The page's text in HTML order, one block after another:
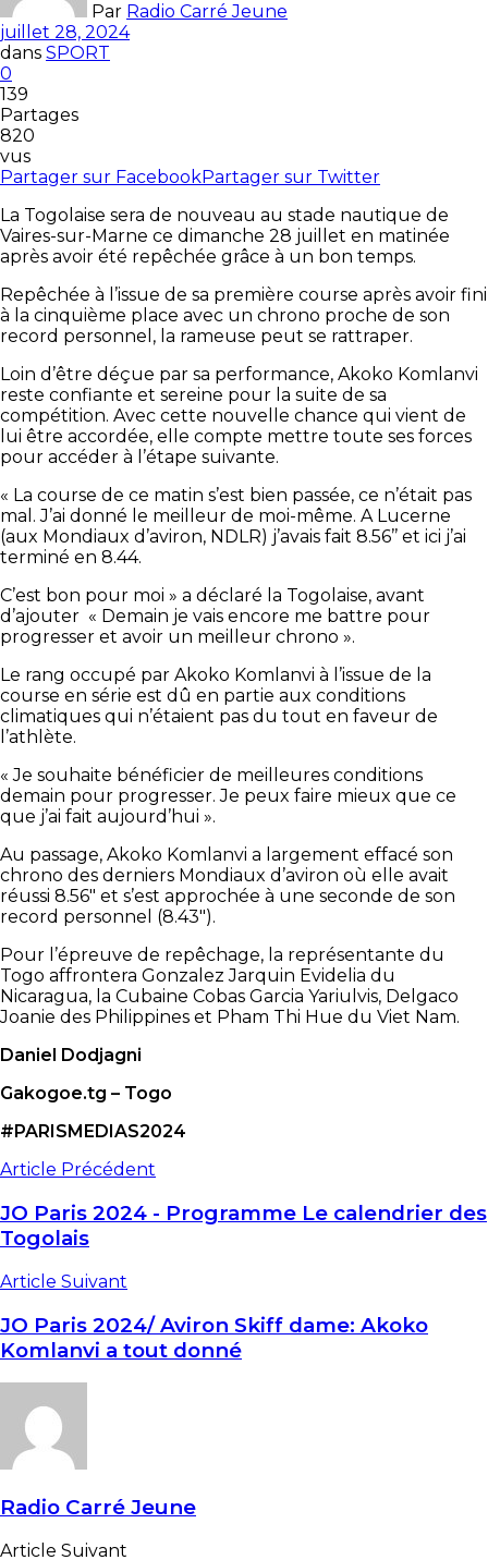
Par Radio Carré Jeune
juillet 28, 2024
dans SPORT
0
139
Partages
820
vus
Partager sur FacebookPartager sur Twitter
La Togolaise sera de nouveau au stade nautique de
Vaires-sur-Marne ce dimanche 28 juillet en matinée
après avoir été repêchée grâce à un bon temps.
Repêchée à l’issue de sa première course après avoir fini
à la cinquième place avec un chrono proche de son
record personnel, la rameuse peut se rattraper.
Loin d’être déçue par sa performance, Akoko Komlanvi
reste confiante et sereine pour la suite de sa
compétition. Avec cette nouvelle chance qui vient de
lui être accordée, elle compte mettre toute ses forces
pour accéder à l’étape suivante.
« La course de ce matin s’est bien passée, ce n’était pas
mal. J’ai donné le meilleur de moi-même. A Lucerne
(aux Mondiaux d’aviron, NDLR) j’avais fait 8.56’’ et ici j’ai
terminé en 8.44.
C’est bon pour moi » a déclaré la Togolaise, avant
d’ajouter « Demain je vais encore me battre pour
progresser et avoir un meilleur chrono ».
Le rang occupé par Akoko Komlanvi à l’issue de la
course en série est dû en partie aux conditions
climatiques qui n’étaient pas du tout en faveur de
l’athlète.
« Je souhaite bénéficier de meilleures conditions
demain pour progresser. Je peux faire mieux que ce
que j’ai fait aujourd’hui ».
Au passage, Akoko Komlanvi a largement effacé son
chrono des derniers Mondiaux d’aviron où elle avait
réussi 8.56″ et s’est approchée à une seconde de son
record personnel (8.43″).
Pour l’épreuve de repêchage, la représentante du
Togo affrontera Gonzalez Jarquin Evidelia du
Nicaragua, la Cubaine Cobas Garcia Yariulvis, Delgaco
Joanie des Philippines et Pham Thi Hue du Viet Nam.
Daniel Dodjagni
Gakogoe.tg – Togo
#PARISMEDIAS2024
Article Précédent
JO Paris 2024 - Programme Le calendrier des
Togolais
Article Suivant
JO Paris 2024/ Aviron Skiff dame: Akoko
Komlanvi a tout donné
Radio Carré Jeune
Article Suivant